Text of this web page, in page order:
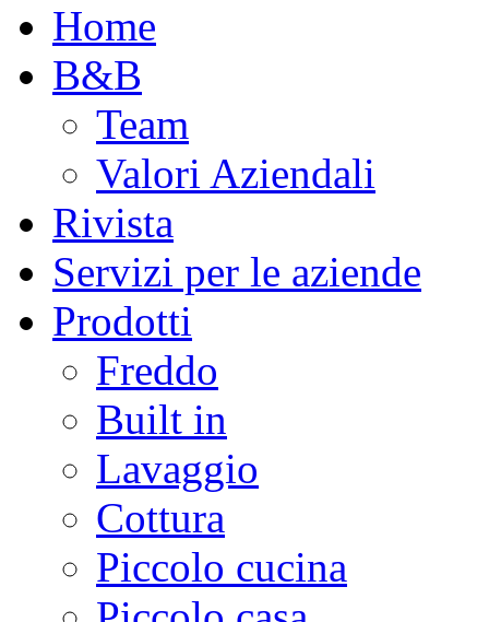
Home
B&B
Team
Valori Aziendali
Rivista
Servizi per le aziende
Prodotti
Freddo
Built in
Lavaggio
Cottura
Piccolo cucina